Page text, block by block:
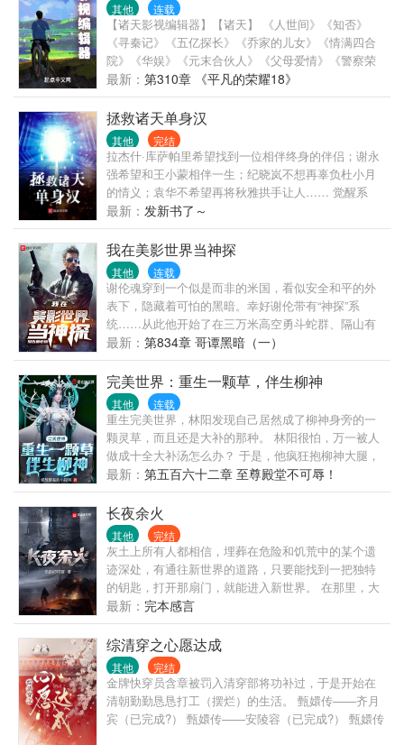
其他 连载
【诸天影视编辑器】【诸天】 《人世间》《知否》
《寻秦记》《五亿探长》《乔家的儿女》《情满四合
院》《华娱》《元末合伙人》《父母爱情》《警察荣
誉》《正阳门下》......
最新： 第310章 《平凡的荣耀18》
拯救诸天单身汉
其他 完结
拉杰什·库萨帕里希望找到一位相伴终身的伴侣；谢永
强希望和王小蒙相伴一生；纪晓岚不想再辜负杜小月
的情义；袁华不希望再将秋雅拱手让人…… 觉醒系
统，穿越万界，拯救诸天单身汉！ 我是项南，我在努
力！
最新： 发新书了～
我在美影世界当神探
其他 连载
谢伦魂穿到一个似是而非的米国，看似安全和平的外
表下，隐藏着可怕的黑暗。幸好谢伦带有“神探”系
统……从此他开始了在三万米高空勇斗蛇群、隔山有
眼里诛杀畸形人、摩天大楼里大战变形怪、南极金字
塔下干异形的彪悍人生……（有漫威、DC人物出场，
但一切设定以本书为准！）（群：9137728，欢迎大家
来聊天）
最新： 第834章 哥谭黑暗（一）
完美世界：重生一颗草，伴生柳神
其他 连载
重生完美世界，林阳发现自己居然成了柳神身旁的一
颗灵草，而且还是大补的那种。 林阳很怕，万一被人
做成十全大补汤怎么办？ 于是，他疯狂抱柳神大腿，
认柳神做姐姐。 幸好，他还觉醒了签到系统。 在柳神
身旁签到，获得神象镇狱劲！ 在石村签到，获得大吞
噬术！ 在五色雀身边签到，获得五色神光！ 在狻猊身
边签到，获得风火轮！ 在虚神界签到，获得打神鞭！
最新： 第五百六十二章 至尊殿堂不可辱！
长夜余火
其他 完结
灰土上所有人都相信，埋葬在危险和饥荒中的某个遗
迹深处，有通往新世界的道路，只要能找到一把独特
的钥匙，打开那扇门，就能进入新世界。 在那里，大
地是丰饶的，就像流淌着奶与蜜，阳光是灿烂的，似
乎能洗去寒冷和阴晦。人们不用再面对荒芜、怪物、
感染、畸变和各种危险的事物。 在那里，孩子是快乐
的，成人是幸福的，一切都是美好的。 灰土上每一个
古物学者、遗迹猎人和历史研究员都知道，这里就是
新世界。
最新： 完本感言
综清穿之心愿达成
其他 完结
金牌快穿员含章被罚入清穿部将功补过，于是开始在
清朝勤勤恳恳打工（摆烂）的生活。 甄嬛传——齐月
宾（已完成?） 甄嬛传——安陵容（已完成?） 甄嬛传